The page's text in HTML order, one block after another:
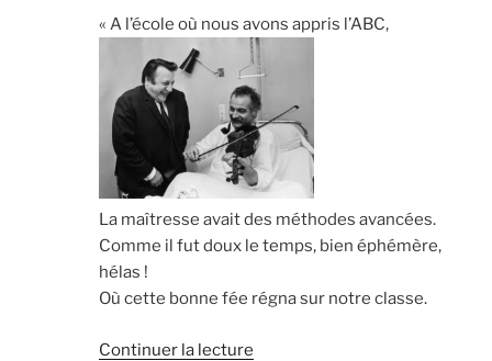
« A l’école où nous avons appris l’ABC,
La maîtresse avait des méthodes avancées.
Comme il fut doux le temps, bien éphémère,
hélas !
Où cette bonne fée régna sur notre classe.
Continuer la lecture